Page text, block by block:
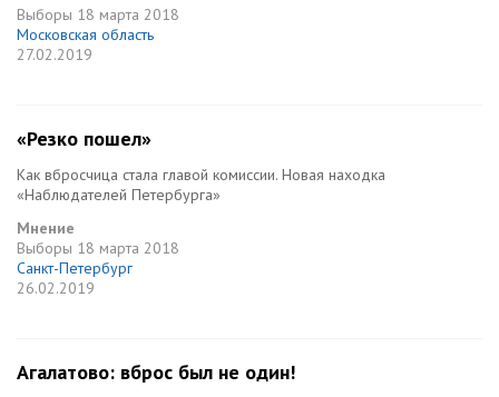
Выборы 18 марта 2018
Московская область
27.02.2019
«Резко пошел»
Как вбросчица стала главой комиссии. Новая находка
«Наблюдателей Петербурга»
Мнение
Выборы 18 марта 2018
Санкт-Петербург
26.02.2019
Агалатово: вброс был не один!